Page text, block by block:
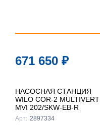
671 650 ₽
НАСОСНАЯ СТАНЦИЯ
WILO COR-2 MULTIVERT
MVI 202/SKW-EB-R
Арт: 2897334